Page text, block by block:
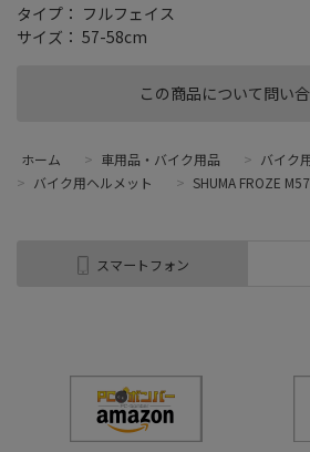
この商品について問い
タイプ： フルフェイス
サイズ： 57-58cm
ホーム > 車用品・バイク用品 > バイク
> バイク用ヘルメット > SHUMA FROZE
スマートフォン